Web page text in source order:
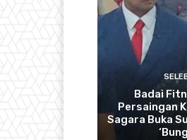
Badai
Persaingan
Sagara Buka